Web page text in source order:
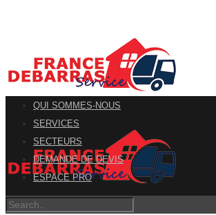
QUI SOMMES-NOUS
SERVICES
SECTEURS
DEMANDE DE DEVIS
ESPACE PRO